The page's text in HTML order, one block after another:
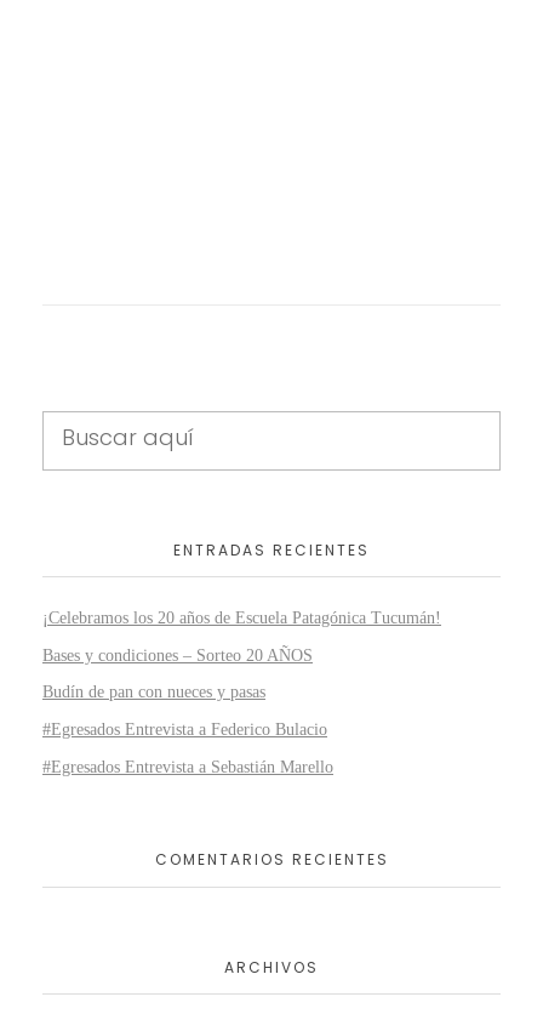
ENTRADAS RECIENTES
¡Celebramos los 20 años de Escuela Patagónica Tucumán!
Bases y condiciones – Sorteo 20 AÑOS
Budín de pan con nueces y pasas
#Egresados Entrevista a Federico Bulacio
#Egresados Entrevista a Sebastián Marello
COMENTARIOS RECIENTES
ARCHIVOS